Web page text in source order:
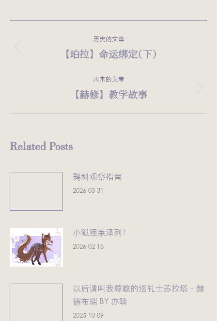
历史的文章
历
的
文
【珀拉】命运绑定(下)
未来的文章
未
【赫修】教学故事
Related Posts
鸦科观察指南
2026-03-31
小狐狸莱泽列！
2026-02-18
以后请叫我尊敬的巡礼士苏拉塔·赫
德布瑞 BY 亦晴
2025-10-09